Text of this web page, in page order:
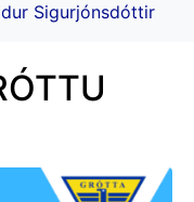
Sigurjónsdóttir